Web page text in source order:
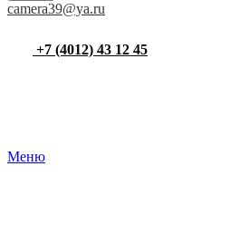
camera39@ya.ru
+7 (4012) 43 12 45
Меню